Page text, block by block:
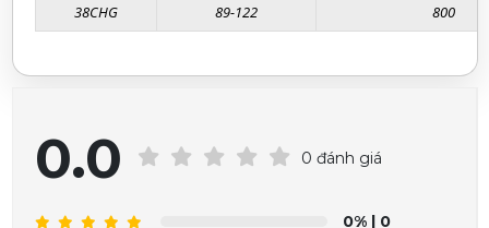
38CHG
89-122 800
0.0 0 đánh giá
0% | 0